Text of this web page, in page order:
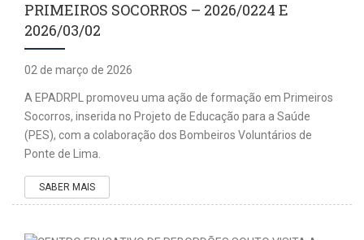
PRIMEIROS SOCORROS – 2026/0224 E
2026/03/02
02 de março de 2026
A EPADRPL promoveu uma ação de formação em Primeiros
Socorros, inserida no Projeto de Educação para a Saúde
(PES), com a colaboração dos Bombeiros Voluntários de
Ponte de Lima.
SABER MAIS